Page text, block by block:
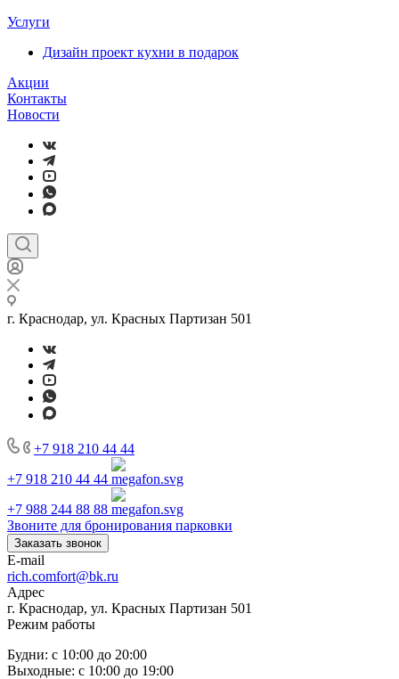
Услуги
Дизайн проект кухни в подарок
Акции
Контакты
Новости
г. Краснодар, ул. Красных Партизан 501
+7 918 210 44 44
+7 918 210 44 44
+7 988 244 88 88
Звоните для бронирования парковки
Заказать звонок
E-mail
rich.comfort@bk.ru
Адрес
г. Краснодар, ул. Красных Партизан 501
Режим работы
Будни: с 10:00 до 20:00
Выходные: с 10:00 до 19:00